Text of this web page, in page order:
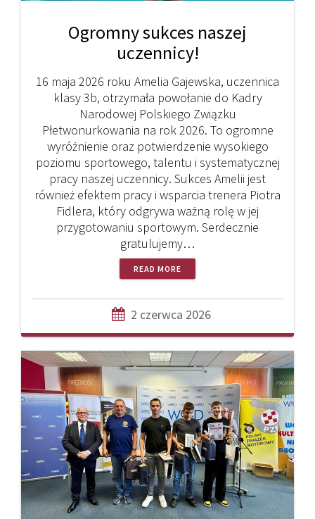
Ogromny sukces naszej
uczennicy!
16 maja 2026 roku Amelia Gajewska, uczennica
klasy 3b, otrzymała powołanie do Kadry
Narodowej Polskiego Związku
Płetwonurkowania na rok 2026. To ogromne
wyróżnienie oraz potwierdzenie wysokiego
poziomu sportowego, talentu i systematycznej
pracy naszej uczennicy. Sukces Amelii jest
również efektem pracy i wsparcia trenera Piotra
Fidlera, który odgrywa ważną rolę w jej
przygotowaniu sportowym. Serdecznie
gratulujemy…
READ MORE
2 czerwca 2026